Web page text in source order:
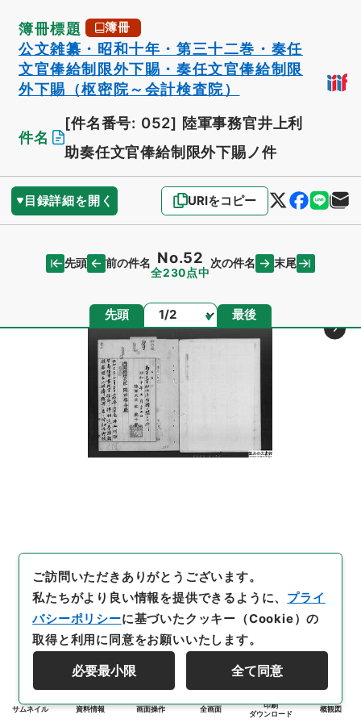
簿冊標題 簿冊
公文雑纂・昭和十年・第三十二巻・奏任
文官俸給制限外下賜・奏任文官俸給制限
外下賜（枢密院～会計検査院）
件名
[件名番号: 052] 陸軍事務官井上利
助奏任文官俸給制限外下賜ノ件
目録詳細を開く URIをコピー
先頭 前の件名 No.52
全230点中
次の件名 末尾
先頭 ページ 最後
サムネイル 資料情報 画面操作 全画面
印刷
ダウンロード
概観図
ご訪問いただきありがとうございます。
私たちがより良い情報を提供できるように、 プライ
バシーポリシーに基づいたクッキー（Cookie）の
取得と利用に同意をお願いいたします。
必要最小限 全て同意